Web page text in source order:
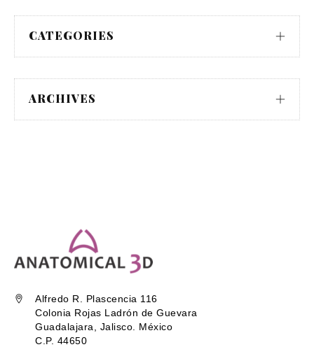
CATEGORIES
ARCHIVES
Alfredo R. Plascencia 116
Colonia Rojas Ladrón de Guevara
Guadalajara, Jalisco. México
C.P. 44650